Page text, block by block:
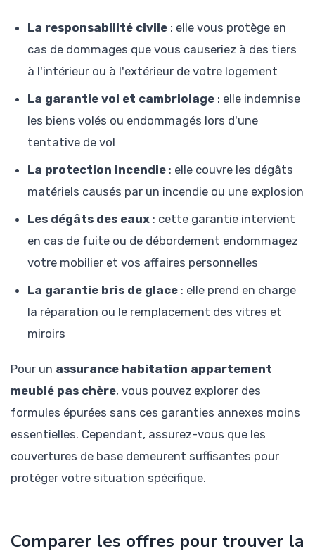
La responsabilité civile : elle vous protège en
cas de dommages que vous causeriez à des tiers
à l'intérieur ou à l'extérieur de votre logement
La garantie vol et cambriolage : elle indemnise
les biens volés ou endommagés lors d'une
tentative de vol
La protection incendie : elle couvre les dégâts
matériels causés par un incendie ou une explosion
Les dégâts des eaux : cette garantie intervient
en cas de fuite ou de débordement endommagez
votre mobilier et vos affaires personnelles
La garantie bris de glace : elle prend en charge
la réparation ou le remplacement des vitres et
miroirs
Pour un assurance habitation appartement
meublé pas chère, vous pouvez explorer des
formules épurées sans ces garanties annexes moins
essentielles. Cependant, assurez-vous que les
couvertures de base demeurent suffisantes pour
protéger votre situation spécifique.
Comparer les offres pour trouver la